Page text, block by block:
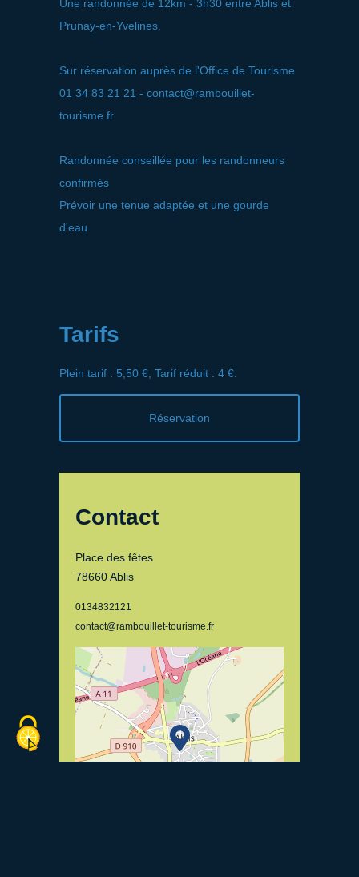
Une randonnée de 12km - 3h30 entre Ablis et
Prunay-en-Yvelines.
Sur réservation auprès de l'Office de Tourisme
01 34 83 21 21 - contact@rambouillet-
tourisme.fr
Randonnée conseillée pour les randonneurs
confirmés
Prévoir une tenue adaptée et une gourde
d'eau.
Tarifs
Plein tarif : 5,50 €, Tarif réduit : 4 €.
Réservation
Contact
Place des fêtes
78660 Ablis
0134832121
contact@rambouillet-tourisme.fr